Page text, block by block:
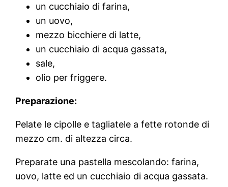
un cucchiaio di farina,
un uovo,
mezzo bicchiere di latte,
un cucchiaio di acqua gassata,
sale,
olio per friggere.
Preparazione:
Pelate le cipolle e tagliatele a fette rotonde di
mezzo cm. di altezza circa.
Preparate una pastella mescolando: farina,
uovo, latte ed un cucchiaio di acqua gassata.